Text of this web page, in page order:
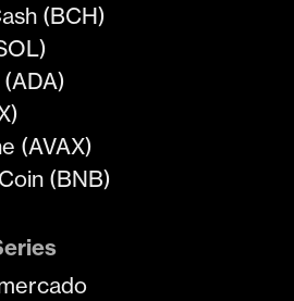
(BCH)
(AVAX)
(BNB)